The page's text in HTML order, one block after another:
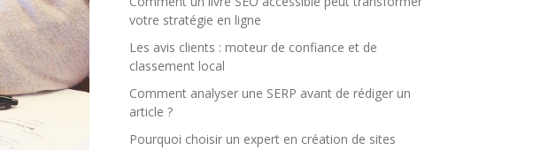
votre stratégie en ligne
Les avis clients : moteur de confiance et de
classement local
Comment analyser une SERP avant de rédiger un
article ?
Pourquoi choisir un expert en création de sites